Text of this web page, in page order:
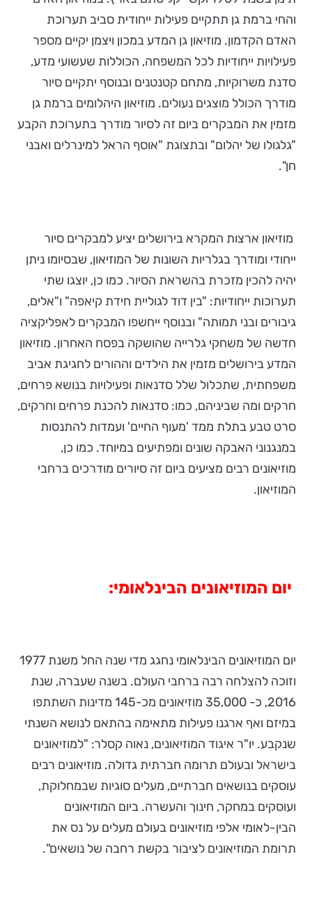
והחי ברמת גן תתקיים פעילות ייחודית סביב תערוכת
האדם הקדמון. מוזיאון גן המדע במכון ויצמן יקיים מספר
פעילויות ייחודיות לכל המשפחה, הכוללות שעשועי מדע,
סדנת משרוקיות, מתחם קטנטנים ובנוסף יתקיים סיור
מודרך הכולל מוצגים נעולים. מוזיאון היהלומים ברמת גן
מזמין את המבקרים ביום זה לסיור מודרך בתערוכת הקבע
"גלגולו של יהלום" ובתצוגת "אוסף הראל למינרלים ואבני
חן".
מוזיאון ארצות המקרא בירושלים יציע למבקרים סיור
ייחודי ומודרך בגלריות השונות של המוזיאון, שבסיומו ניתן
יהיה להכין מזכרת בהשראת הסיור. כמו כן, יוצגו שתי
תערוכות ייחודיות: "בין דוד לגוליית חידת קיאפה" ו"אלים,
גיבורים ובני תמותה" ובנוסף ייחשפו המבקרים לאפליקציה
חדשה של משחקי גלרייה שהושקה בפסח האחרון. מוזיאון
המדע בירושלים מזמין את הילדים וההורים לחגיגת אביב
משפחתית, שתכלול שלל סדנאות ופעילויות בנושא פרחים,
חרקים ומה שביניהם, כמו: סדנאות להכנת פרחים וחרקים,
סרט טבע בתלת ממד 'מעוף החיים' ועמדות להתנסות
במנגנוני האבקה שונים ומפתיעים במיוחד. כמו כן,
מוזיאונים רבים מציעים ביום זה סיורים מודרכים ברחבי
המוזיאון.
יום המוזיאונים הבינלאומי:
יום המוזיאונים הבינלאומי נחגג מדי שנה החל משנת 1977
וזוכה להצלחה רבה ברחבי העולם. בשנה שעברה, שנת
2016, כ- 35,000 מוזיאונים מכ-145 מדינות השתתפו
במיזם ואף ארגנו פעילות מתאימה בהתאם לנושא השנתי
שנקבע. יו"ר איגוד המוזיאונים, נאוה קסלר: "למוזיאונים
בישראל ובעולם תרומה חברתית גדולה. מוזיאונים רבים
עוסקים בנושאים חברתיים, מעלים סוגיות שבמחלוקת,
ועוסקים במחקר, חינוך והעשרה. ביום המוזיאונים
הבין-לאומי אלפי מוזיאונים בעולם מעלים על נס את
תרומת המוזיאונים לציבור בקשת רחבה של נושאים".